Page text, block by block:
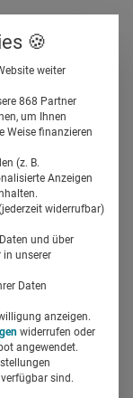
🍪
weiter
868 Partner
um Ihnen
Weise finanzieren
(z. B.
Anzeigen
widerrufbar)
und über
in unserer
Daten
anzeigen.
widerrufen oder
angewendet.
sind.